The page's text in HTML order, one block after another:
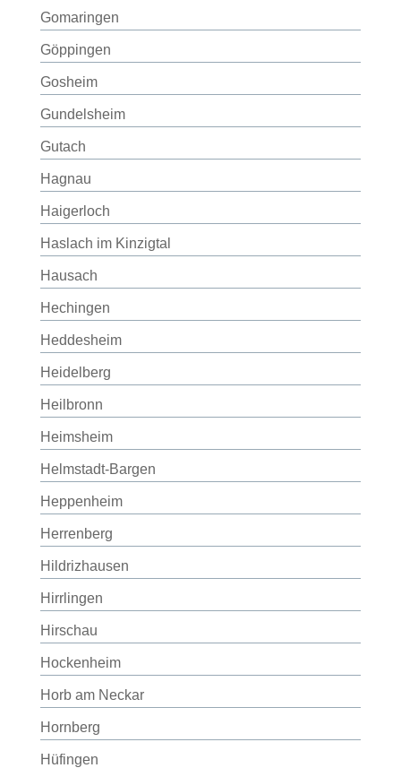
Gomaringen
Göppingen
Gosheim
Gundelsheim
Gutach
Hagnau
Haigerloch
Haslach im Kinzigtal
Hausach
Hechingen
Heddesheim
Heidelberg
Heilbronn
Heimsheim
Helmstadt-Bargen
Heppenheim
Herrenberg
Hildrizhausen
Hirrlingen
Hirschau
Hockenheim
Horb am Neckar
Hornberg
Hüfingen